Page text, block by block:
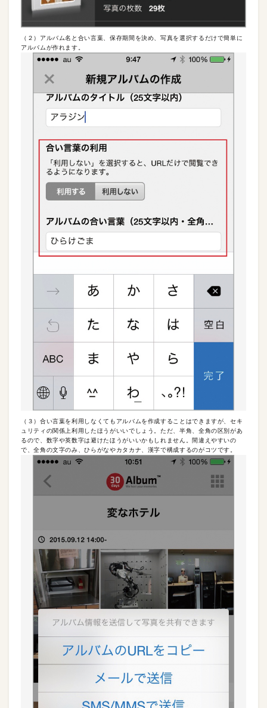
（２）アルバム名と合い言葉、保存期間を決め、写真を選択するだけで簡単に
アルバムが作れます。
（３）合い言葉を利用しなくてもアルバムを作成することはできますが、セキ
ュリティの関係上利用したほうがいいでしょう。ただ、半角、全角の区別があ
るので、数字や英数字は避けたほうがいいかもしれません。間違えやすいの
で、全角の文字のみ、ひらがなやカタカナ、漢字で構成するのがコツです。